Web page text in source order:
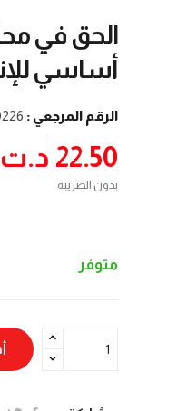
الحق في
أساسي
الرقم المرجعي :
22.50 د.ت.‏
بدون الضريبة
متوفر